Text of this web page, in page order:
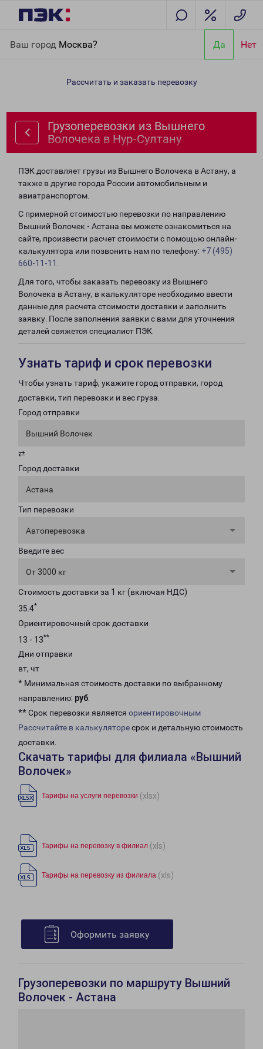
Ваш город Москва? Да Нет
в Нур-Султану
Рассчитать и заказать перевозку
Грузоперевозки из Вышнего
Волочека в Нур-Султану
ПЭК доставляет грузы из Вышнего Волочека в Астану, а
также в другие города России автомобильным и
авиатранспортом.
С примерной стоимостью перевозки по направлению
Вышний Волочек - Астана вы можете ознакомиться на
сайте, произвести расчет стоимости с помощью онлайн-
калькулятора или позвонить нам по телефону: +7 (495)
660-11-11
Для того, чтобы заказать перевозку из Вышнего
Волочека в Астану, в калькуляторе необходимо ввести
данные для расчета стоимости доставки и заполнить
заявку. После заполнения заявки с вами для уточнения
деталей свяжется специалист ПЭК.
Узнать тариф и срок перевозки
Чтобы узнать тариф, укажите город отправки, город
доставки, тип перевозки и вес груза.
Город отправки
Вышний Волочек
⇄
Город доставки
Астана
Тип перевозки
Автоперевозка
Введите вес
От 3000 кг
Стоимость доставки за 1 кг (включая НДС)
35.4*
Ориентировочный срок доставки
13 - 13**
Дни отправки
вт, чт
* Минимальная стоимость доставки по выбранному
направлению: руб.
** Срок перевозки является ориентировочным
Рассчитайте в калькуляторесрок и детальную стоимость
доставки.
Скачать тарифы для филиала «Вышний
Волочек»
Тарифы на услуги перевозки (xlsx)
Тарифы на перевозку в филиал (xls)
Тарифы на перевозку из филиала (xls)
Оформить заявку
Грузоперевозки по маршруту Вышний
Волочек - Астана